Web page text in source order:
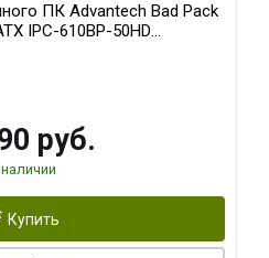
ПК Advantech Bad Pack
IPC-610BP-50HD
3x5.25", 1x3.5", 2xUSB,
руб.
Купить